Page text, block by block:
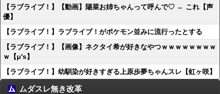
【ラブライブ！】【動画】陽菜お姉ちゃんって呼んで♡ ← これ【声
優】
【ラブライブ！】ラブライブ！がポケモン並みに流行ったとする
【ラブライブ！】【画像】ネクタイ希が好きなやつｗｗｗｗｗｗｗｗ
ｗ【μ's】
【ラブライブ！】幼馴染が好きすぎる上原歩夢ちゃんスレ【虹ヶ咲】
ムダスレ無き改革